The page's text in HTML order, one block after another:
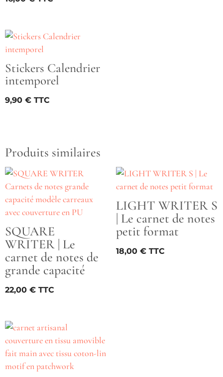
Stickers Calendrier
intemporel
9,90 €
Produits similaires
SQUARE
WRITER | Le
carnet de notes de
grande capacité
22,00 €
LIGHT WRITER S
| Le carnet de notes
petit format
18,00 €